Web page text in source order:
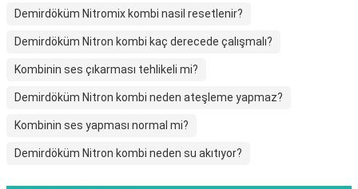
Demirdöküm Nitromix kombi nasil resetlenir?
Demirdöküm Nitron kombi kaç derecede çalışmalı?
Kombinin ses çıkarması tehlikeli mi?
Demirdöküm Nitron kombi neden ateşleme yapmaz?
Kombinin ses yapması normal mi?
Demirdöküm Nitron kombi neden su akıtıyor?